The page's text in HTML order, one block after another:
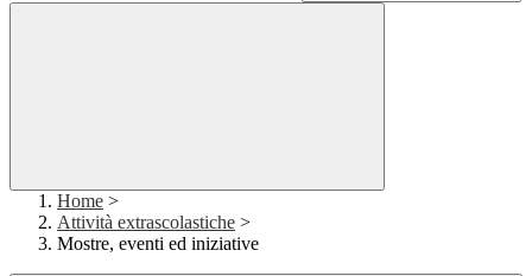
Home >
Attività extrascolastiche >
Mostre, eventi ed iniziative